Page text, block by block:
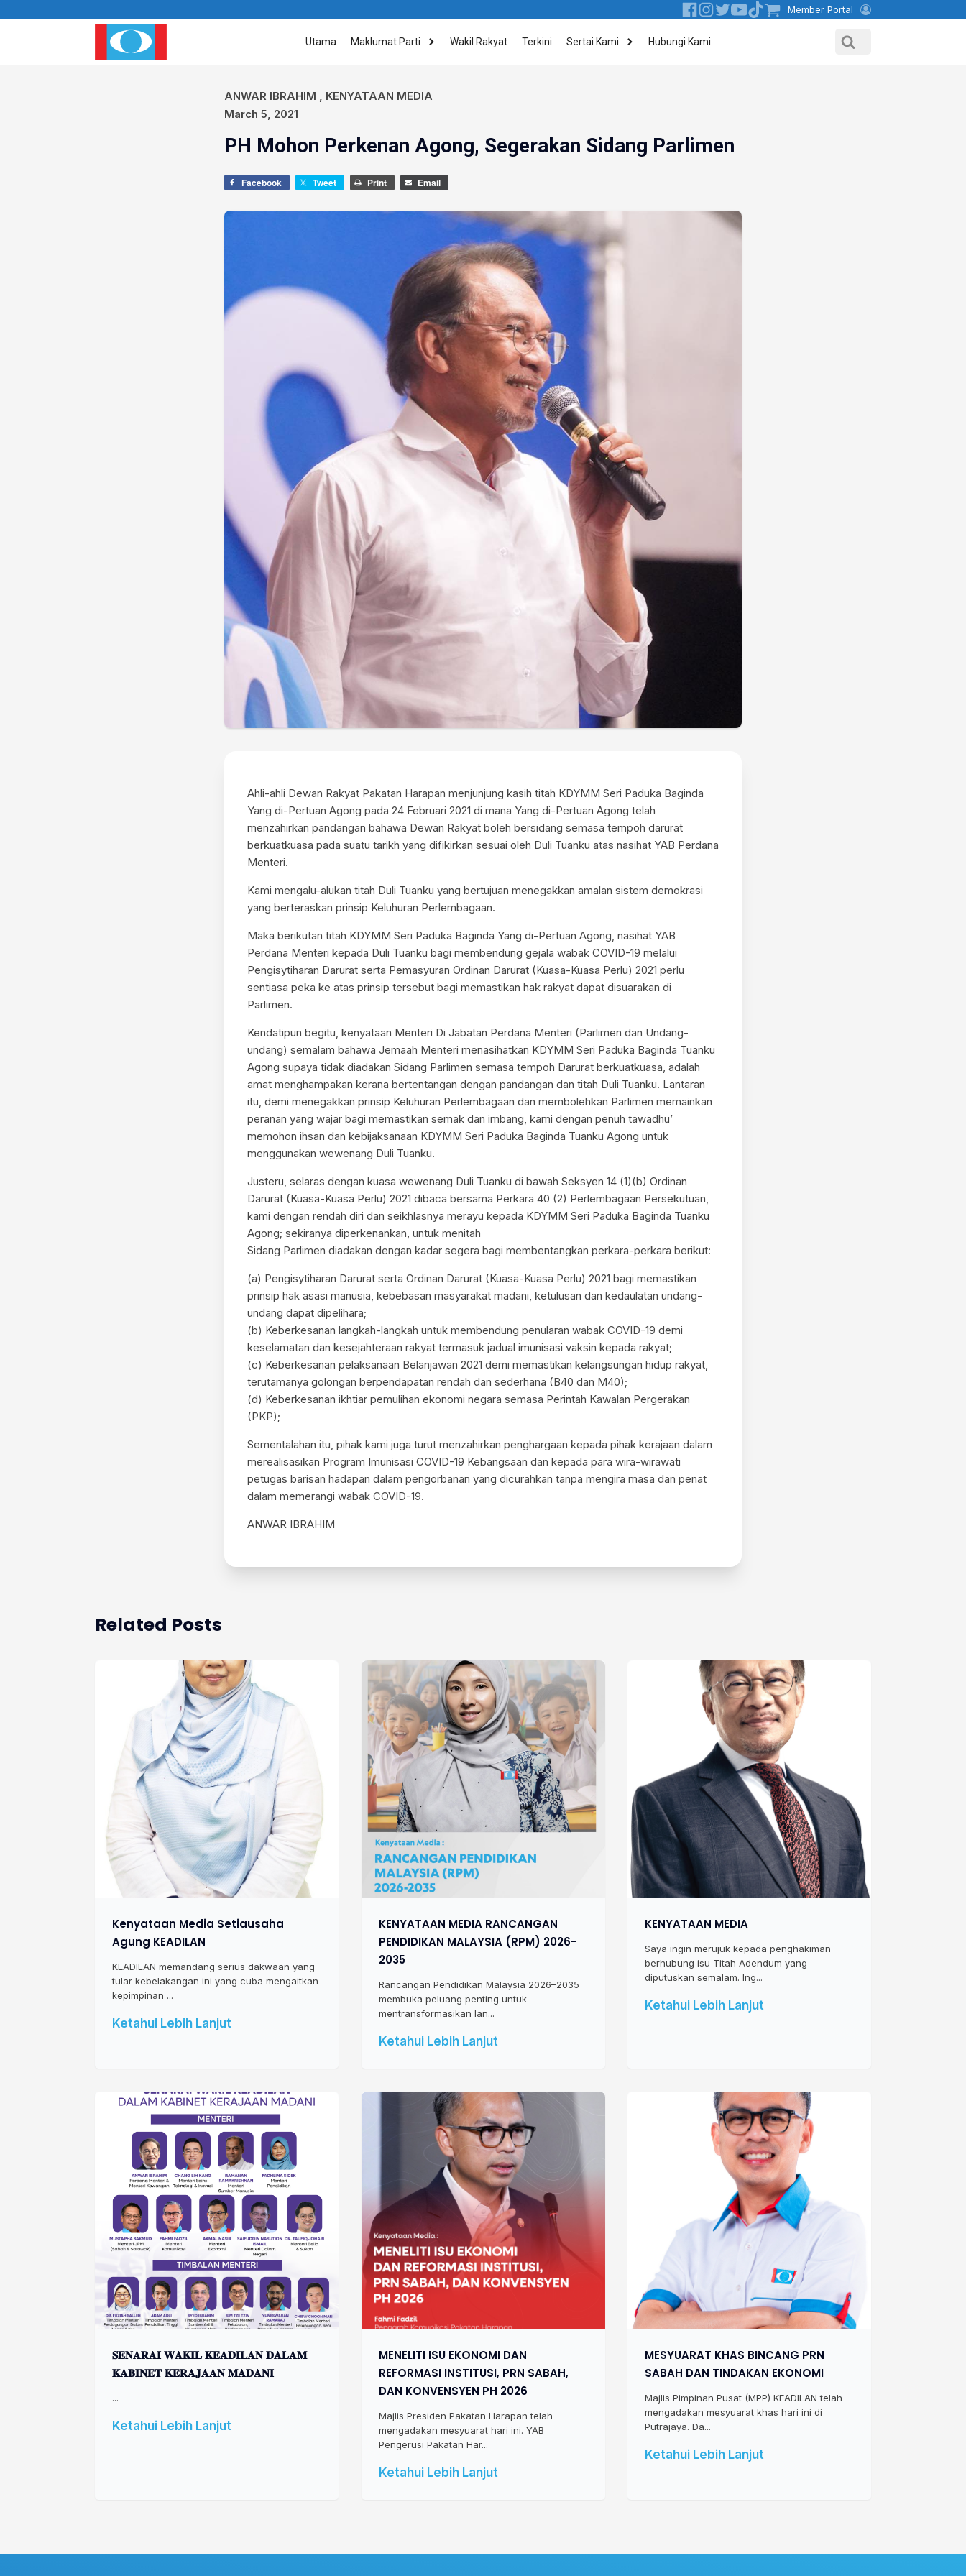
Member Portal
Utama Maklumat Parti Wakil Rakyat Terkini Sertai Kami Hubungi Kami
ANWAR IBRAHIM
KENYATAAN MEDIA
March 5, 2021
PH Mohon Perkenan Agong, Segerakan Sidang Parlimen
Facebook Tweet Print Email
Ahli-ahli Dewan Rakyat Pakatan Harapan menjunjung kasih titah KDYMM Seri Paduka Baginda
Yang di-Pertuan Agong pada 24 Februari 2021 di mana Yang di-Pertuan Agong telah
menzahirkan pandangan bahawa Dewan Rakyat boleh bersidang semasa tempoh darurat
berkuatkuasa pada suatu tarikh yang difikirkan sesuai oleh Duli Tuanku atas nasihat YAB Perdana
Menteri.
Kami mengalu-alukan titah Duli Tuanku yang bertujuan menegakkan amalan sistem demokrasi
yang berteraskan prinsip Keluhuran Perlembagaan.
Maka berikutan titah KDYMM Seri Paduka Baginda Yang di-Pertuan Agong, nasihat YAB
Perdana Menteri kepada Duli Tuanku bagi membendung gejala wabak COVID-19 melalui
Pengisytiharan Darurat serta Pemasyuran Ordinan Darurat (Kuasa-Kuasa Perlu) 2021 perlu
sentiasa peka ke atas prinsip tersebut bagi memastikan hak rakyat dapat disuarakan di
Parlimen.
Kendatipun begitu, kenyataan Menteri Di Jabatan Perdana Menteri (Parlimen dan Undang-
undang) semalam bahawa Jemaah Menteri menasihatkan KDYMM Seri Paduka Baginda Tuanku
Agong supaya tidak diadakan Sidang Parlimen semasa tempoh Darurat berkuatkuasa, adalah
amat menghampakan kerana bertentangan dengan pandangan dan titah Duli Tuanku. Lantaran
itu, demi menegakkan prinsip Keluhuran Perlembagaan dan membolehkan Parlimen memainkan
peranan yang wajar bagi memastikan semak dan imbang, kami dengan penuh tawadhu’
memohon ihsan dan kebijaksanaan KDYMM Seri Paduka Baginda Tuanku Agong untuk
menggunakan wewenang Duli Tuanku.
Justeru, selaras dengan kuasa wewenang Duli Tuanku di bawah Seksyen 14 (1)(b) Ordinan
Darurat (Kuasa-Kuasa Perlu) 2021 dibaca bersama Perkara 40 (2) Perlembagaan Persekutuan,
kami dengan rendah diri dan seikhlasnya merayu kepada KDYMM Seri Paduka Baginda Tuanku
Agong; sekiranya diperkenankan, untuk menitah
Sidang Parlimen diadakan dengan kadar segera bagi membentangkan perkara-perkara berikut:
(a) Pengisytiharan Darurat serta Ordinan Darurat (Kuasa-Kuasa Perlu) 2021 bagi memastikan
prinsip hak asasi manusia, kebebasan masyarakat madani, ketulusan dan kedaulatan undang-
undang dapat dipelihara;
(b) Keberkesanan langkah-langkah untuk membendung penularan wabak COVID-19 demi
keselamatan dan kesejahteraan rakyat termasuk jadual imunisasi vaksin kepada rakyat;
(c) Keberkesanan pelaksanaan Belanjawan 2021 demi memastikan kelangsungan hidup rakyat,
terutamanya golongan berpendapatan rendah dan sederhana (B40 dan M40);
(d) Keberkesanan ikhtiar pemulihan ekonomi negara semasa Perintah Kawalan Pergerakan
(PKP);
Sementalahan itu, pihak kami juga turut menzahirkan penghargaan kepada pihak kerajaan dalam
merealisasikan Program Imunisasi COVID-19 Kebangsaan dan kepada para wira-wirawati
petugas barisan hadapan dalam pengorbanan yang dicurahkan tanpa mengira masa dan penat
dalam memerangi wabak COVID-19.
ANWAR IBRAHIM
Related Posts
Kenyataan Media Setiausaha
Agung KEADILAN
KEADILAN memandang serius dakwaan yang
tular kebelakangan ini yang cuba mengaitkan
kepimpinan ...
Ketahui Lebih Lanjut
KENYATAAN MEDIA RANCANGAN
PENDIDIKAN MALAYSIA (RPM) 2026-
2035
Rancangan Pendidikan Malaysia 2026–2035
membuka peluang penting untuk
mentransformasikan lan...
Ketahui Lebih Lanjut
KENYATAAN MEDIA
Saya ingin merujuk kepada penghakiman
berhubung isu Titah Adendum yang
diputuskan semalam. Ing...
Ketahui Lebih Lanjut
𝐒𝐄𝐍𝐀𝐑𝐀𝐈 𝐖𝐀𝐊𝐈𝐋 𝐊𝐄𝐀𝐃𝐈𝐋𝐀𝐍 𝐃𝐀𝐋𝐀𝐌
𝐊𝐀𝐁𝐈𝐍𝐄𝐓 𝐊𝐄𝐑𝐀𝐉𝐀𝐀𝐍 𝐌𝐀𝐃𝐀𝐍𝐈
...
Ketahui Lebih Lanjut
MENELITI ISU EKONOMI DAN
REFORMASI INSTITUSI, PRN SABAH,
DAN KONVENSYEN PH 2026
Majlis Presiden Pakatan Harapan telah
mengadakan mesyuarat hari ini. YAB
Pengerusi Pakatan Har...
Ketahui Lebih Lanjut
MESYUARAT KHAS BINCANG PRN
SABAH DAN TINDAKAN EKONOMI
Majlis Pimpinan Pusat (MPP) KEADILAN telah
mengadakan mesyuarat khas hari ini di
Putrajaya. Da...
Ketahui Lebih Lanjut